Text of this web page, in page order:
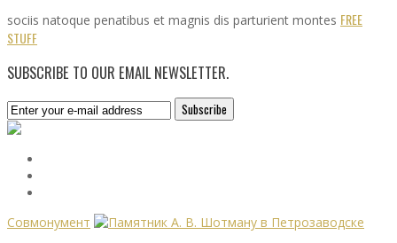
sociis natoque penatibus et magnis dis parturient montes FREE
STUFF
SUBSCRIBE TO OUR EMAIL NEWSLETTER.
Совмонумент